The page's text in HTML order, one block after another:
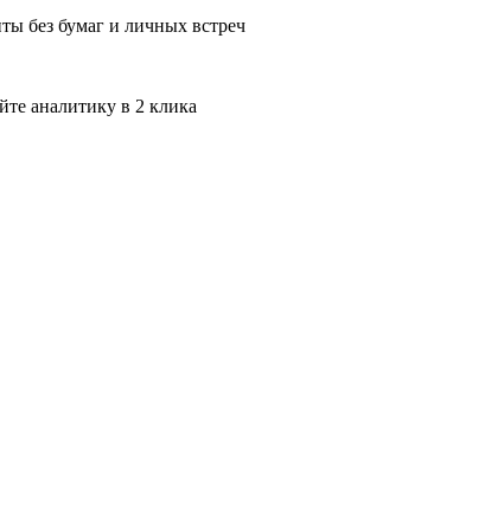
без бумаг и личных встреч
аналитику в 2 клика